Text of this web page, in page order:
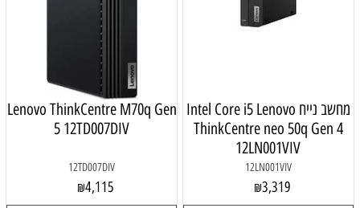
מחשב נייח Intel Core i5 Lenovo
ThinkCentre neo 50q Gen 4
12LN001VIV
12LN001VIV
₪3,319
Lenovo ThinkCentre M70q Gen
5 12TD007DIV
12TD007DIV
₪4,115